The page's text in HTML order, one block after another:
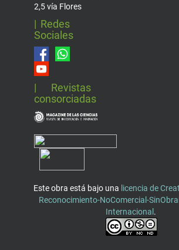
2,5 vía Flores
| Redes
Sociales
| Revistas
consorciadas
Este obra está bajo una licencia de
Reconocimiento-NoComercial-
Internacional .